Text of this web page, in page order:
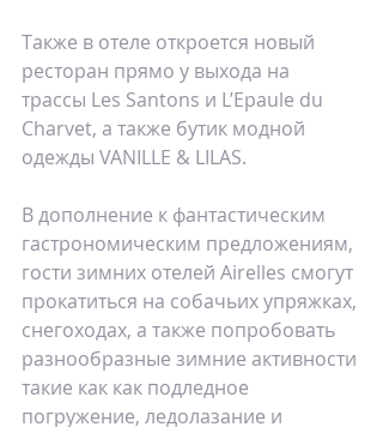
Также в отеле откроется новый
ресторан прямо у выхода на
трассы Les Santons и L’Epaule du
Charvet, а также бутик модной
одежды VANILLE & LILAS.
В дополнение к фантастическим
гастрономическим предложениям,
гости зимних отелей Airelles смогут
прокатиться на собачьих упряжках,
снегоходах, а также попробовать
разнообразные зимние активности
такие как как подледное
погружение, ледолазание и